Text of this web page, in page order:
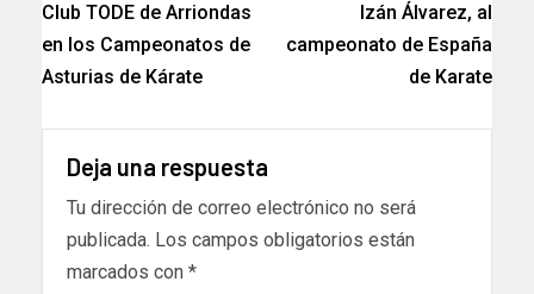
Club TODE de Arriondas
en los Campeonatos de
Asturias de Kárate
Izán Álvarez, al
campeonato de España
de Karate
Deja una respuesta
Tu dirección de correo electrónico no será
publicada. Los campos obligatorios están
marcados con *